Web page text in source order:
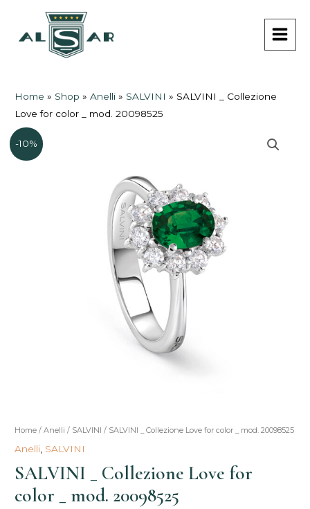
contenuto
Home » Shop »Anelli » SALVINI » SALVINI _ Collezione
Love for color _ mod. 20098525
-10%
Home /Anelli / SALVINI / SALVINI _ Collezione Love for color _ mod. 20098525
Anelli SALVINI
SALVINI _ Collezione Love for
color _ mod. 20098525
Il
prezzo
originale
Il
attuale
SALVINI
_
Collezione
Love
for